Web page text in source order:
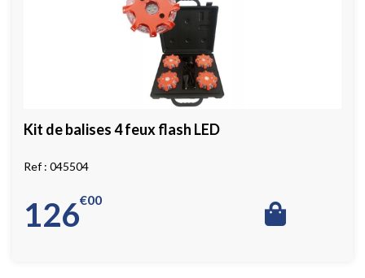
Kit de balises 4 feux flash LED
045504
126 00
€